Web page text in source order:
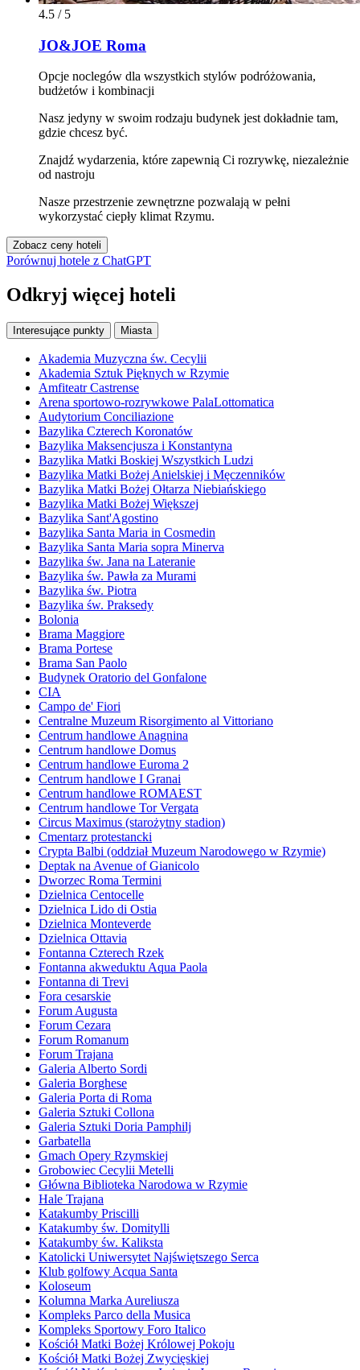
4.5 / 5
JO&JOE Roma
Opcje noclegów dla wszystkich stylów podróżowania,
budżetów i kombinacji
Nasz jedyny w swoim rodzaju budynek jest dokładnie tam,
gdzie chcesz być.
Znajdź wydarzenia, które zapewnią Ci rozrywkę, niezależnie
od nastroju
Nasze przestrzenie zewnętrzne pozwalają w pełni
wykorzystać ciepły klimat Rzymu.
Zobacz ceny hoteli
Porównuj hotele z ChatGPT
Odkryj więcej hoteli
Interesujące punkty Miasta
Akademia Muzyczna św. Cecylii
Akademia Sztuk Pięknych w Rzymie
Amfiteatr Castrense
Arena sportowo-rozrywkowe PalaLottomatica
Audytorium Conciliazione
Bazylika Czterech Koronatów
Bazylika Maksencjusza i Konstantyna
Bazylika Matki Boskiej Wszystkich Ludzi
Bazylika Matki Bożej Anielskiej i Męczenników
Bazylika Matki Bożej Ołtarza Niebiańskiego
Bazylika Matki Bożej Większej
Bazylika Sant'Agostino
Bazylika Santa Maria in Cosmedin
Bazylika Santa Maria sopra Minerva
Bazylika św. Jana na Lateranie
Bazylika św. Pawła za Murami
Bazylika św. Piotra
Bazylika św. Praksedy
Bolonia
Brama Maggiore
Brama Portese
Brama San Paolo
Budynek Oratorio del Gonfalone
CIA
Campo de' Fiori
Centralne Muzeum Risorgimento al Vittoriano
Centrum handlowe Anagnina
Centrum handlowe Domus
Centrum handlowe Euroma 2
Centrum handlowe I Granai
Centrum handlowe ROMAEST
Centrum handlowe Tor Vergata
Circus Maximus (starożytny stadion)
Cmentarz protestancki
Crypta Balbi (oddział Muzeum Narodowego w Rzymie)
Deptak na Avenue of Gianicolo
Dworzec Roma Termini
Dzielnica Centocelle
Dzielnica Lido di Ostia
Dzielnica Monteverde
Dzielnica Ottavia
Fontanna Czterech Rzek
Fontanna akweduktu Aqua Paola
Fontanna di Trevi
Fora cesarskie
Forum Augusta
Forum Cezara
Forum Romanum
Forum Trajana
Galeria Alberto Sordi
Galeria Borghese
Galeria Porta di Roma
Galeria Sztuki Collona
Galeria Sztuki Doria Pamphilj
Garbatella
Gmach Opery Rzymskiej
Grobowiec Cecylii Metelli
Główna Biblioteka Narodowa w Rzymie
Hale Trajana
Katakumby Priscilli
Katakumby św. Domitylli
Katakumby św. Kaliksta
Katolicki Uniwersytet Najświętszego Serca
Klub golfowy Acqua Santa
Koloseum
Kolumna Marka Aureliusza
Kompleks Parco della Musica
Kompleks Sportowy Foro Italico
Kościół Matki Bożej Królowej Pokoju
Kościół Matki Bożej Zwycięskiej